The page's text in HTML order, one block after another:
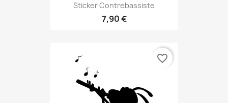
Sticker Contrebassiste
7,90 €
favorite_border